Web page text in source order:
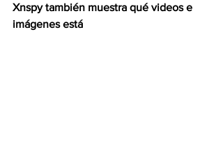
Xnspy también muestra qué videos e
imágenes está